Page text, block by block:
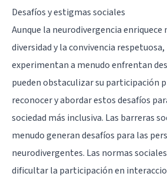
Desafíos y estigmas sociales
Aunque la neurodivergencia enriquece
diversidad y la convivencia
experimentan a menudo enfrentan
pueden obstaculizar su participación
reconocer y abordar estos desafíos
sociedad más inclusiva. Las barreras
menudo generan desafíos para las
neurodivergentes. Las normas
dificultar la participación en